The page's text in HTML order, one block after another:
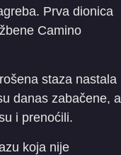
Prva dionica
Camino
staza nastala
danas zabačene, a
i prenoćili.
koja nije